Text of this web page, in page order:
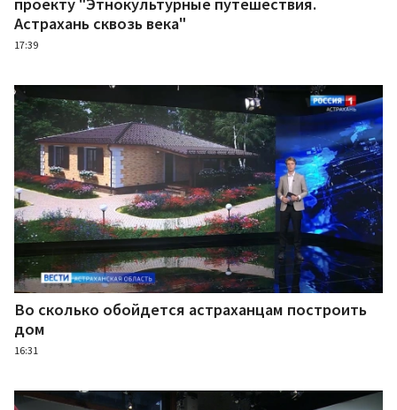
Астрахань сквозь века"
17:39
Во сколько обойдется астраханцам построить
дом
16:31